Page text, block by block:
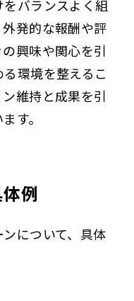
バランスよく組
発的な報酬や評
興味や関心を引
環境を整えるこ
維持と成果を引
す。
例
について、具体